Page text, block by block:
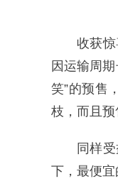
收获
因运输周
笑”的预售
枝，而且
同样
下，最便